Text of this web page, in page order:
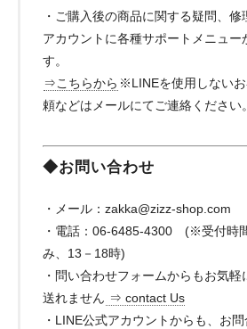
・ご購入後の商品に関する疑問、
アカウントに各種サポートメニュー
す。
⇒こちらから ※LINEを使用しない
頼などはメールにてご連絡ください。
◆お問い合わせ
・メール： zakka@zizz-shop.com
・電話：06-6485-4300 (※受付時
み、13－18時)
・問い合わせフォームからもお気
送れません ⇒ contact Us
・LINE公式アカウントからも、お